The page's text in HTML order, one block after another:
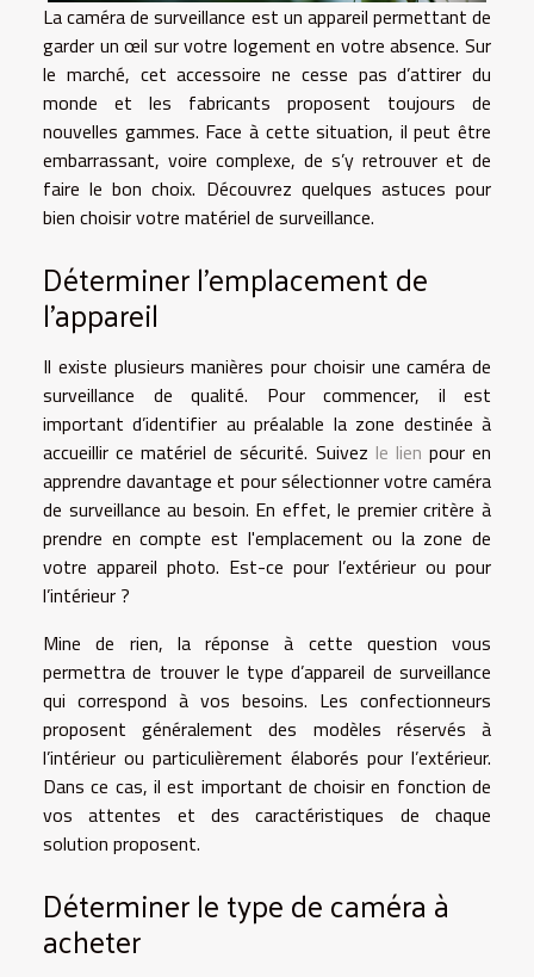
La caméra de surveillance est un appareil permettant de
garder un œil sur votre logement en votre absence. Sur
le marché, cet accessoire ne cesse pas d’attirer du
monde et les fabricants proposent toujours de
nouvelles gammes. Face à cette situation, il peut être
embarrassant, voire complexe, de s’y retrouver et de
faire le bon choix. Découvrez quelques astuces pour
bien choisir votre matériel de surveillance.
Déterminer l’emplacement de
l’appareil
Il existe plusieurs manières pour choisir une caméra de
surveillance de qualité. Pour commencer, il est
important d’identifier au préalable la zone destinée à
accueillir ce matériel de sécurité. Suivez le lien pour en
apprendre davantage et pour sélectionner votre caméra
de surveillance au besoin. En effet, le premier critère à
prendre en compte est l'emplacement ou la zone de
votre appareil photo. Est-ce pour l’extérieur ou pour
l’intérieur ?
Mine de rien, la réponse à cette question vous
permettra de trouver le type d’appareil de surveillance
qui correspond à vos besoins. Les confectionneurs
proposent généralement des modèles réservés à
l’intérieur ou particulièrement élaborés pour l’extérieur.
Dans ce cas, il est important de choisir en fonction de
vos attentes et des caractéristiques de chaque
solution proposent.
Déterminer le type de caméra à
acheter